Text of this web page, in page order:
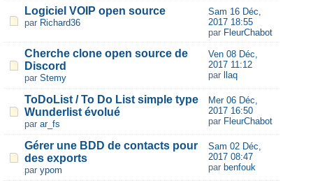
Logiciel VOIP open source
par Richard36
Sam 16 Déc,
2017 18:55
par FleurChabot
Cherche clone open source de
Discord
par Stemy
Ven 08 Déc,
2017 11:12
par
llaq
ToDoList / To Do List simple type
Wunderlist évolué
par ar_fs
Mer 06 Déc,
2017 16:50
par FleurChabot
Gérer une BDD de contacts pour
des exports
par ypom
Sam 02 Déc,
2017 08:47
par benfouk